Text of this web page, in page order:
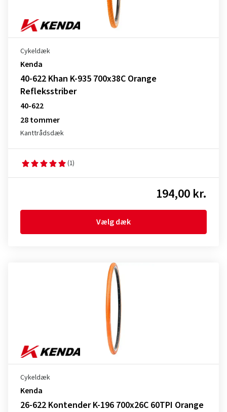
Cykeldæk
Kenda
40-622 Khan K-935 700x38C Orange
Refleksstriber
40-622
28 tommer
Kanttrådsdæk
(1)
194,00 kr.
Vælg dæk
Cykeldæk
Kenda
26-622 Kontender K-196 700x26C 60TPI Orange